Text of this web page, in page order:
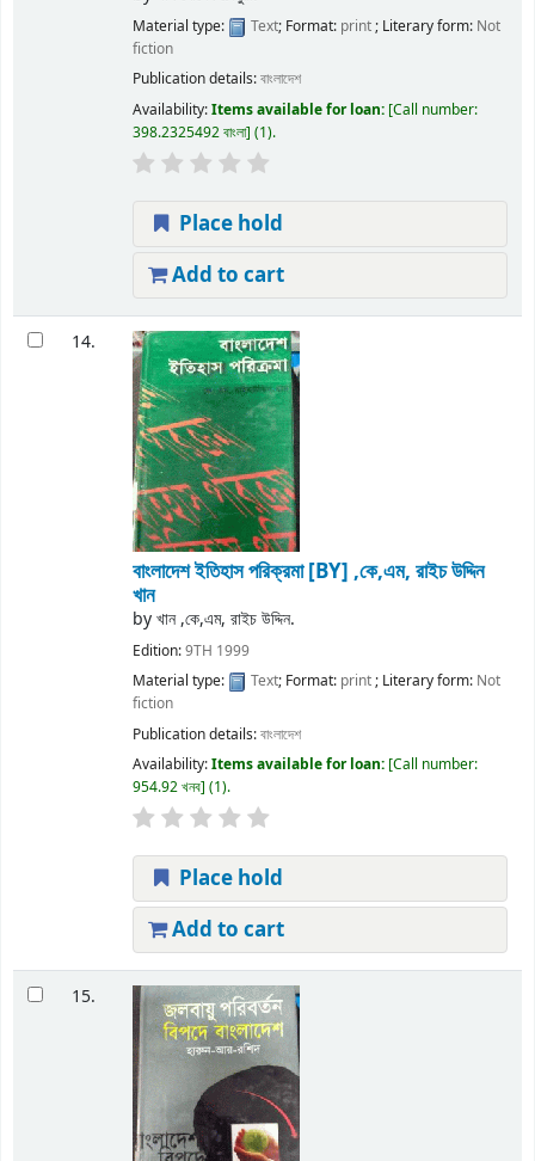
Material type: Text; Format: print; Literary form: Not
fiction
Publication details:বাংলাদেশ
Availability:Items available for loan: Call number:
398.2325492 বাংলা (1).
Place hold
Add to cart
14.
বাংলাদেশ ইতিহাস পরিক্রমা[BY] ,কে,এম, রাইচ উদ্দিন
খান
byখান ,কে,এম, রাইচ উদ্দিন.
Edition:9TH 1999
Material type:
Text; Format: print; Literary form: Not
fiction
Publication details:বাংলাদেশ
Availability:Items available for loan: Call number:
954.92 খনব (1).
Place hold
Add to cart
15.